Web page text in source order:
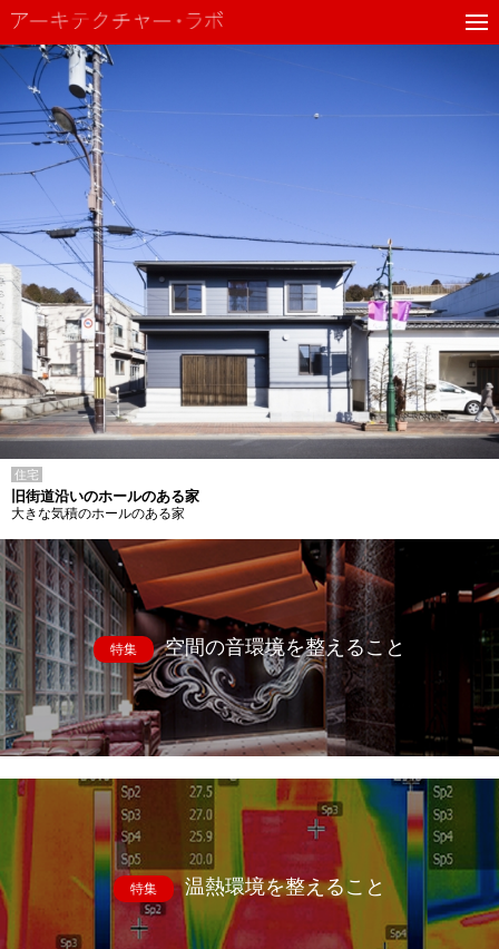
住宅
旧街道沿いのホールのある家
大きな気積のホールのある家
特集 空間の音環境を整えること
特集 温熱環境を整えること